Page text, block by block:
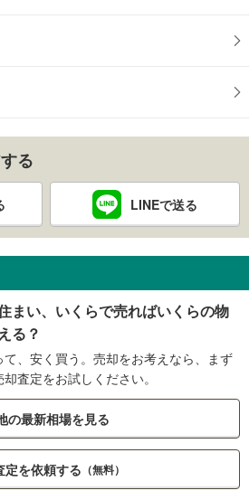
る
LINEで送る
まい、いくらで売ればいくらの物
る？
て、安く買う。売却をお考えなら、まず
査定をお試しください。
の最新相場を見る
定を依頼する （無料）